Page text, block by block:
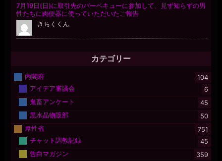
カテゴリー
内閣府
104
アイデア審議会
6
鬼畜アンケート
45
黒水晶物販部
50
厚性省
751
チャット調教記録
45
告白マガジン
359